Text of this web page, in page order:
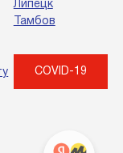
Липецк
Тамбов
COVID-19